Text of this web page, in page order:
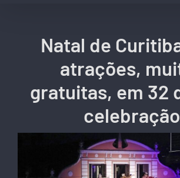
Natal de
atrações,
gratuitas, em 32
celebração